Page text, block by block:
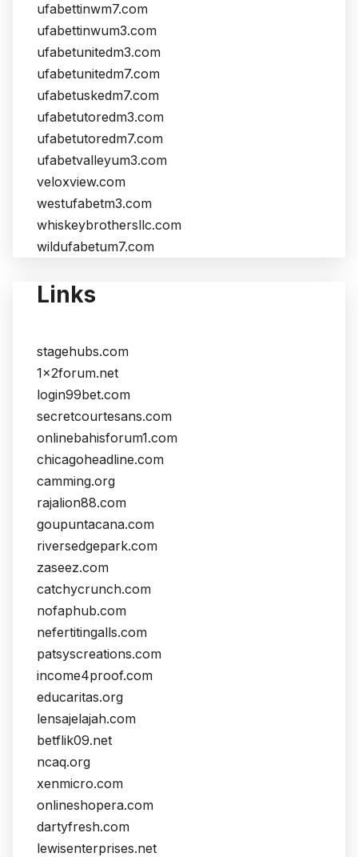
ufabettinwm7.com
ufabettinwum3.com
ufabetunitedm3.com
ufabetunitedm7.com
ufabetuskedm7.com
ufabetutoredm3.com
ufabetutoredm7.com
ufabetvalleyum3.com
veloxview.com
westufabetm3.com
whiskeybrothersllc.com
wildufabetum7.com
Links
stagehubs.com
1x2forum.net
login99bet.com
secretcourtesans.com
onlinebahisforum1.com
chicagoheadline.com
camming.org
rajalion88.com
goupuntacana.com
riversedgepark.com
zaseez.com
catchycrunch.com
nofaphub.com
nefertitingalls.com
patsyscreations.com
income4proof.com
educaritas.org
lensajelajah.com
betflik09.net
ncaq.org
xenmicro.com
onlineshopera.com
dartyfresh.com
lewisenterprises.net